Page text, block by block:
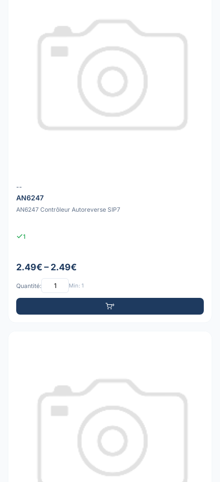
--
AN6247
AN6247 Contrôleur Autoreverse SIP7
1
2.49€ – 2.49€
Quantité: Min: 1